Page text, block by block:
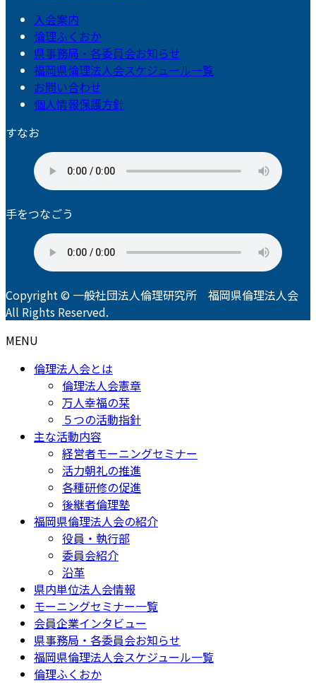
入会案内
倫理ふくおか
県事務局・各委員会お知らせ
福岡県倫理法人会スケジュール一覧
お問い合わせ
個人情報保護方針
すなお
手をつなごう
Copyright © 一般社団法人倫理研究所 福岡県倫理法人会
All Rights Reserved.
MENU
倫理法人会とは
倫理法人会憲章
万人幸福の栞
５つの活動指針
主な活動内容
経営者モーニングセミナー
活力朝礼の推進
各種研修の促進
後継者倫理塾
福岡県倫理法人会の紹介
役員・執行部
委員会紹介
沿革
県内単位法人会情報
モーニングセミナー一覧
会員企業インタビュー
県事務局・各委員会お知らせ
福岡県倫理法人会スケジュール一覧
倫理ふくおか